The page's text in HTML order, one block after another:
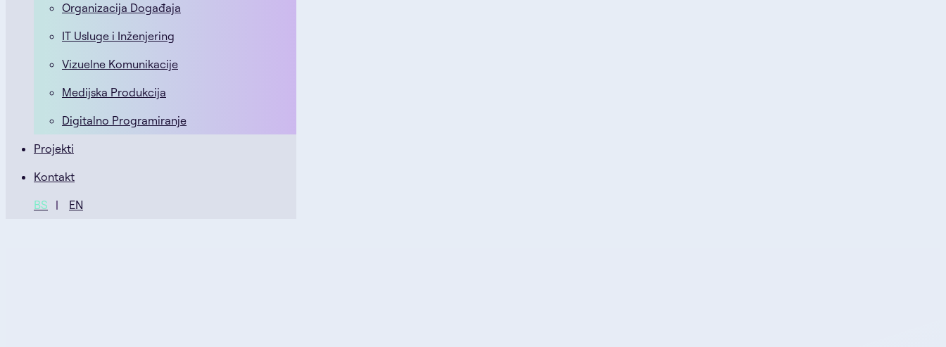
Organizacija Događaja
IT Usluge i Inženjering
Vizuelne Komunikacije
Medijska Produkcija
Digitalno Programiranje
Projekti
Kontakt
BS
EN